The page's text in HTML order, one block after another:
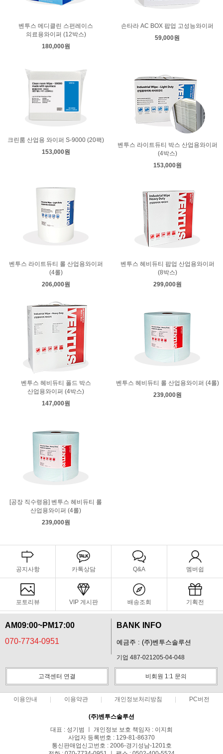
벤투스 메디클린 스펀레이스
의료용와이퍼 (12박스)
180,000원
손타라 AC BOX 팝업 고성능와이퍼
59,000원
크린룸 산업용 와이퍼 S-9000 (20팩)
153,000원
벤투스 라이트듀티 박스 산업용와이퍼
(4박스)
153,000원
벤투스 라이트듀티 롤 산업용와이퍼
(4롤)
206,000원
벤투스 헤비듀티 팝업 산업용와이퍼
(8박스)
299,000원
벤투스 헤비듀티 폴드 박스
산업용와이퍼 (4박스)
147,000원
벤투스 헤비듀티 롤 산업용와이퍼 (4롤)
239,000원
[공장 직수령용] 벤투스 헤비듀티 롤
산업용와이퍼 (4롤)
239,000원
공지사항 카톡상담 Q&A 멤버쉽
포토리뷰 VIP 게시판 배송조회 기획전
AM09:00~PM17:00
070-7734-0951
BANK INFO
예금주 : (주)벤투스솔루션
기업 487-021205-04-048
고객센터 연결 비회원 1:1 문의
이용안내 이용약관 개인정보처리방침 PC버전
(주)벤투스솔루션
대표 : 성기범 ㅣ 개인정보 보호 책임자 : 이지희
사업자 등록번호 : 129-81-86370
통신판매업신고번호 : 2006-경기성남-1201호